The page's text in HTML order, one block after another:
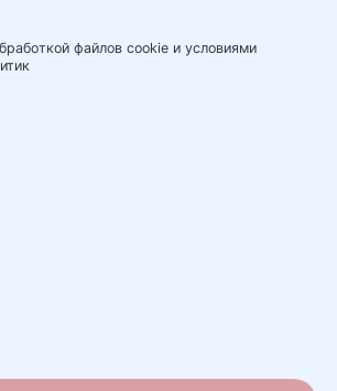
файлов cookie и условиями